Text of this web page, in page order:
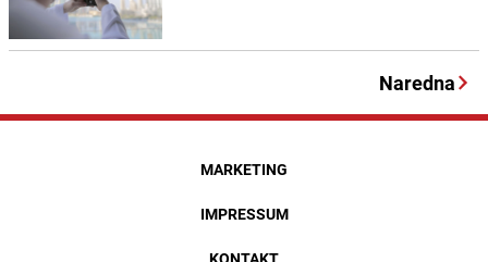
Naredna
MARKETING
IMPRESSUM